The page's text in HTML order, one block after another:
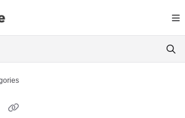
Index
index at: https://
all available pages before exploring further.